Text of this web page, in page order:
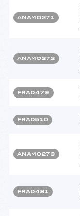
ANAM0271
ANAM0272
FRA0479
FRA0510
ANAM0273
FRA0481